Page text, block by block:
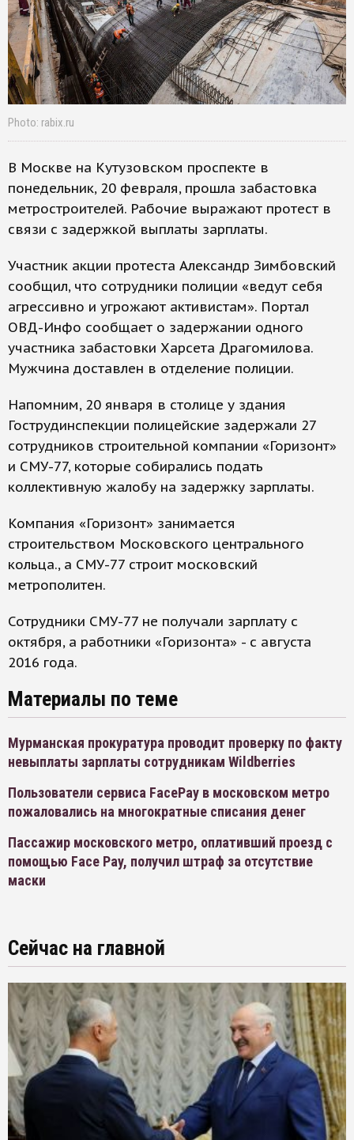
Photo: rabix.ru
В Москве на Кутузовском проспекте в
понедельник, 20 февраля, прошла забастовка
метростроителей. Рабочие выражают протест в
связи с задержкой выплаты зарплаты.
Участник акции протеста Александр Зимбовский
сообщил, что сотрудники полиции «ведут себя
агрессивно и угрожают активистам». Портал
ОВД-Инфо сообщает о задержании одного
участника забастовки Харсета Драгомилова.
Мужчина доставлен в отделение полиции.
Напомним, 20 января в столице у здания
Гострудинспекции полицейские задержали 27
сотрудников строительной компании «Горизонт»
и СМУ-77, которые собирались подать
коллективную жалобу на задержку зарплаты.
Компания «Горизонт» занимается
строительством Московского центрального
кольца., а СМУ-77 строит московский
метрополитен.
Сотрудники СМУ-77 не получали зарплату с
октября, а работники «Горизонта» - с августа
2016 года.
Материалы по теме
Мурманская прокуратура проводит проверку по факту
невыплаты зарплаты сотрудникам Wildberries
Пользователи сервиса FacePay в московском метро
пожаловались на многократные списания денег
Пассажир московского метро, оплативший проезд с
помощью Face Pay, получил штраф за отсутствие
маски
Сейчас на главной